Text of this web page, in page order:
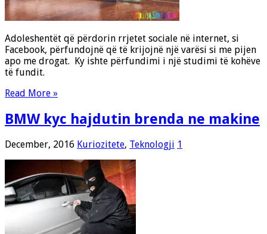
Adoleshentët që përdorin rrjetet sociale në internet, si
Facebook, përfundojnë që të krijojnë një varësi si me pijen
apo me drogat. Ky ishte përfundimi i një studimi të kohëve
të fundit.
Read More »
BMW kyc hajdutin brenda ne makine
December, 2016 Kuriozitete, Teknologji 1